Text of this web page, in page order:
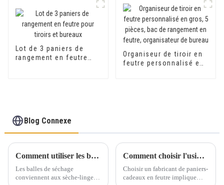
séparateurs de tiroir
pour bureau en feutre
Lot de 3 paniers de
rangement en feutre
Organiseur de tiroir en
feutre personnalisé en
Blog Connexe
Comment utiliser les boules de séchage
Les balles de séchage
conviennent aux sèche-linge à
Comment choisir l'usine de paniers en feutre ?
Choisir un fabricant de paniers-
cadeaux en feutre implique